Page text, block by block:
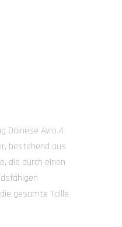
Dainese Avro 4
bestehend aus
die durch einen
gesamte Taille